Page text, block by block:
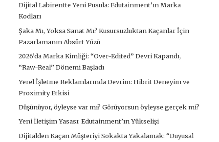
Dijital Labirentte Yeni Pusula: Edutainment’ın Marka
Kodları
Şaka Mı, Yoksa Sanat Mı? Kusursuzluktan Kaçanlar İçin
Pazarlamanın Absürt Yüzü
2026’da Marka Kimliği: “Over-Edited” Devri Kapandı,
“Raw-Real” Dönemi Başladı
Yerel İşletme Reklamlarında Devrim: Hibrit Deneyim ve
Proximity Etkisi
Düşünüyor, öyleyse var mı? Görüyorsun öyleyse gerçek mi?
Yeni İletişim Yasası: Edutainment’ın Yükselişi
Dijitalden Kaçan Müşteriyi Sokakta Yakalamak: “Duyusal